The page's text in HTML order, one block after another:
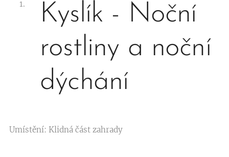
Kyslík - Noční
rostliny a noční
dýchání
Umístění: Klidná část zahrady